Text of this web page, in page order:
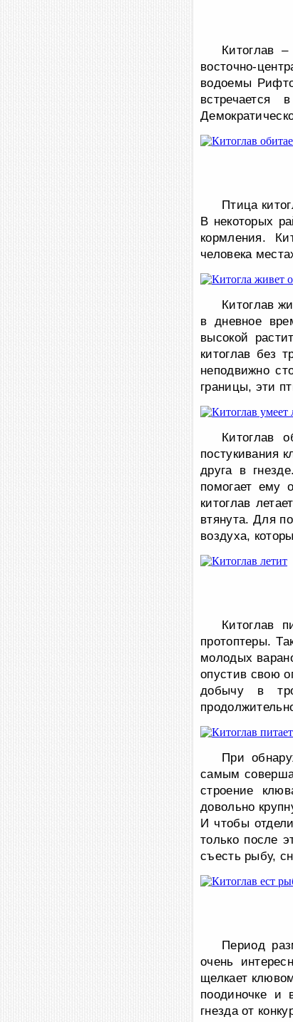
Китоглав
восточно-
водоемы
Птица
В некоторых
кормления.
человека
Китоглав
в дневное
высокой
китоглав без
неподвижно
границы, эти
Китоглав
постукивания
друга в
помогает ему
китоглав
втянута. Для
воздуха,
Китоглав
протоптеры.
молодых
опустив свою
добычу в
При
самым
строение
довольно
И чтобы
только после
съесть рыбу,
Период
очень
щелкает
поодиночке и
гнезда от